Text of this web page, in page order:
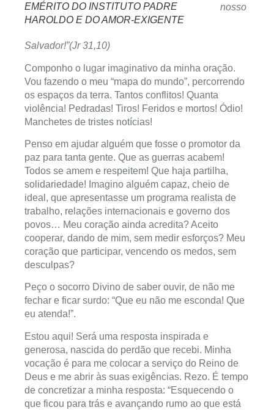
EMÉRITO DO INSTITUTO PADRE
HAROLDO E DO AMOR-EXIGENTE
nosso
Salvador!”(Jr 31,10)
Componho o lugar imaginativo da minha oração.
Vou fazendo o meu “mapa do mundo”, percorrendo
os espaços da terra. Tantos conflitos! Quanta
violência! Pedradas! Tiros! Feridos e mortos! Ódio!
Manchetes de tristes notícias!
Penso em ajudar alguém que fosse o promotor da
paz para tanta gente. Que as guerras acabem!
Todos se amem e respeitem! Que haja partilha,
solidariedade! Imagino alguém capaz, cheio de
ideal, que apresentasse um programa realista de
trabalho, relações internacionais e governo dos
povos… Meu coração ainda acredita? Aceito
cooperar, dando de mim, sem medir esforços? Meu
coração que participar, vencendo os medos, sem
desculpas?
Peço o socorro Divino de saber ouvir, de não me
fechar e ficar surdo: “Que eu não me esconda! Que
eu atenda!”.
Estou aqui! Será uma resposta inspirada e
generosa, nascida do perdão que recebi. Minha
vocação é para me colocar a serviço do Reino de
Deus e me abrir às suas exigências. Rezo. É tempo
de concretizar a minha resposta: “Esquecendo o
que ficou para trás e avançando rumo ao que está